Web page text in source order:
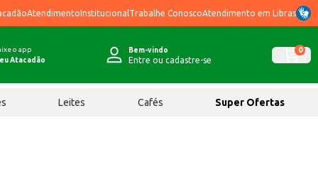
AtendimentoInstitucional Trabalhe ConoscoAtendimento em Libras
o app
Atacadão
Bem-vindo
Entre ou cadastre-se
0
Leites Cafés Super Ofertas